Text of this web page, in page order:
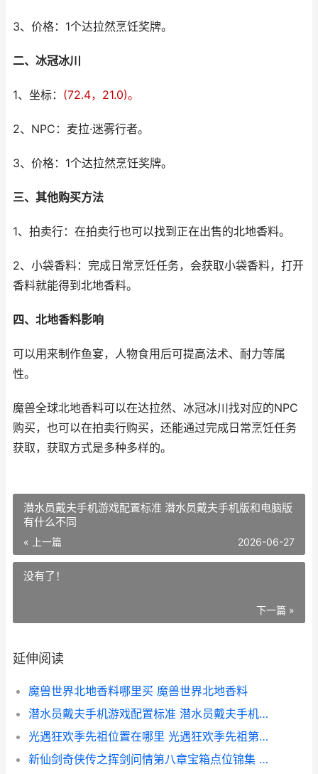
3、价格：1个达拉然烹饪奖牌。
二、冰冠冰川
1、坐标： (72.4，21.0)。
2、NPC：麦拉·迷雾行者。
3、价格：1个达拉然烹饪奖牌。
三、其他购买方法
1、拍卖行：在拍卖行也可以找到正在出售的北地香料。
2、小袋香料：完成日常烹饪任务，会获取小袋香料，打开
香料就能得到北地香料。
四、北地香料影响
可以用来制作鱼宴，人物食用后可提高法术、耐力等属
性。
魔兽全球北地香料可以在达拉然、冰冠冰川找对应的NPC
购买，也可以在拍卖行购买，还能通过完成日常烹饪任务
获取，获取方式是多种多样的。
潜水员戴夫手机游戏配置标准 潜水员戴夫手机版和电脑版
有什么不同
« 上一篇 2026-06-27
没有了！
下一篇 »
延伸阅读
魔兽世界北地香料哪里买 魔兽世界北地香料
潜水员戴夫手机游戏配置标准 潜水员戴夫手机版和电脑版有什么不同
光遇狂欢季先祖位置在哪里 光遇狂欢季先祖第四层怎么解锁
新仙剑奇侠传之挥剑问情第八章宝箱点位锦集 新仙剑奇侠传之挥剑问情手游官网